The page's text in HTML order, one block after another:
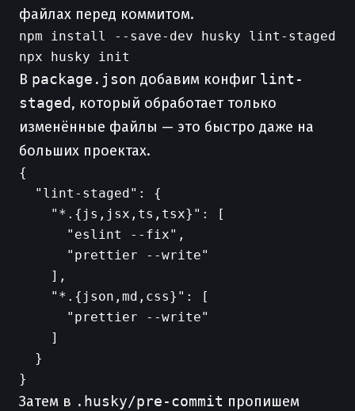
файлах перед коммитом.
npm install --save-dev husky lint-staged
В package.json добавим конфиг lint-
staged, который обработает только
изменённые файлы — это быстро даже на
больших проектах.
{
  "lint-staged": {
    "*.{js,jsx,ts,tsx}": [
      "eslint --fix",
      "prettier --write"
    ],
    "*.{json,md,css}": [
      "prettier --write"
    ]
  }
Затем в .husky/pre-commit пропишем